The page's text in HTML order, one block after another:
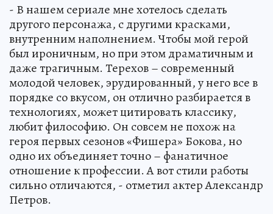
- В нашем сериале мне хотелось сделать
другого персонажа, с другими красками,
внутренним наполнением. Чтобы мой герой
был ироничным, но при этом драматичным и
даже трагичным. Терехов – современный
молодой человек, эрудированный, у него все в
порядке со вкусом, он отлично разбирается в
технологиях, может цитировать классику,
любит философию. Он совсем не похож на
героя первых сезонов «Фишера» Бокова, но
одно их объединяет точно – фанатичное
отношение к профессии. А вот стили работы
сильно отличаются, - отметил актер Александр
Петров.